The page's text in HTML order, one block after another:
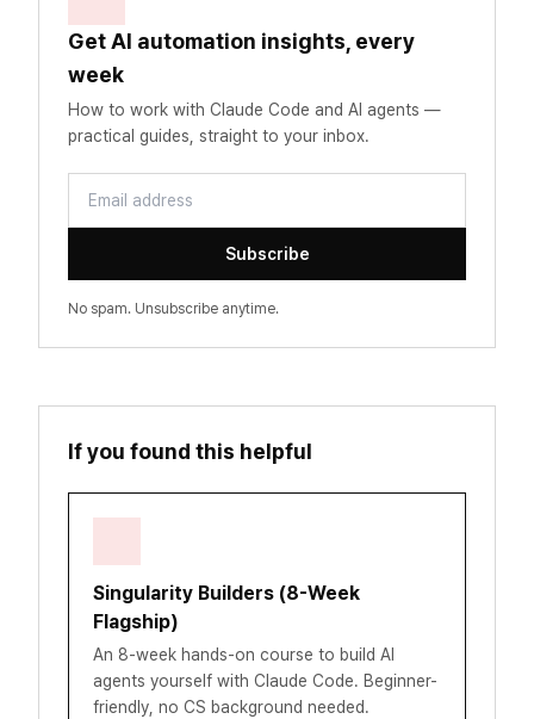
Get AI automation insights, every
week
How to work with Claude Code and AI agents —
practical guides, straight to your inbox.
Subscribe
No spam. Unsubscribe anytime.
If you found this helpful
Singularity Builders (8-Week
Flagship)
An 8-week hands-on course to build AI
agents yourself with Claude Code. Beginner-
friendly, no CS background needed.